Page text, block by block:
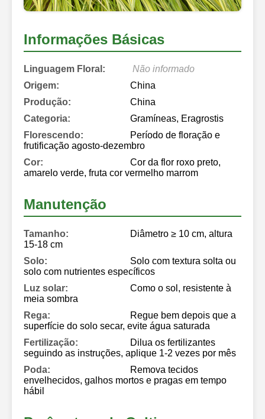
Informações Básicas
Linguagem Floral:
Não informado
Origem:
China
Produção:
China
Categoria:
Gramíneas, Eragrostis
Florescendo:
Período de floração e
frutificação agosto-dezembro
Cor:
Cor da flor roxo preto,
amarelo verde, fruta cor vermelho marrom
Manutenção
Tamanho:
Diâmetro ≥ 10 cm, altura
15-18 cm
Solo:
Solo com textura solta ou
solo com nutrientes específicos
Luz solar:
Como o sol, resistente à
meia sombra
Rega:
Regue bem depois que a
superfície do solo secar, evite água saturada
Fertilização:
Dilua os fertilizantes
seguindo as instruções, aplique 1-2 vezes por mês
Poda:
Remova tecidos
envelhecidos, galhos mortos e pragas em tempo
hábil